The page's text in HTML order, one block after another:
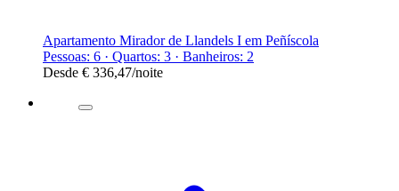
Apartamento Mirador de Llandels I em Peñíscola
Pessoas: 6 · Quartos: 3 · Banheiros: 2
Desde € 336,47/noite